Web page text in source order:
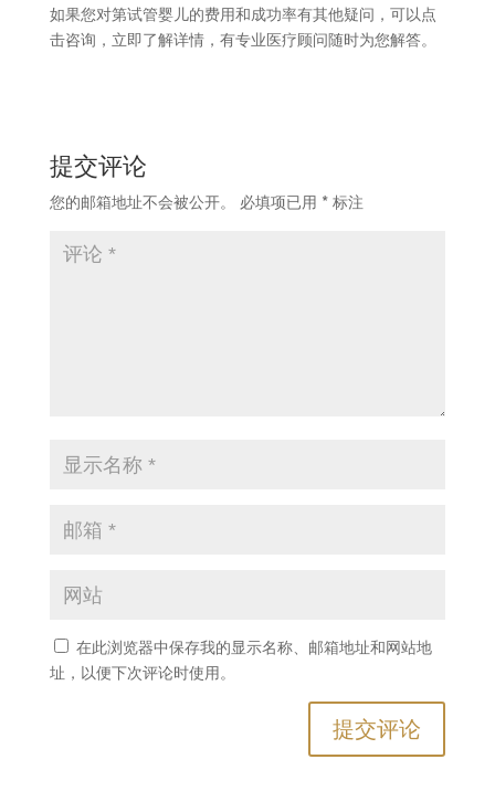
如果您对第试管婴儿的费用和成功率有其他疑问，可以点
击咨询，立即了解详情，有专业医疗顾问随时为您解答。
提交评论
您的邮箱地址不会被公开。 必填项已用 *标注
在此浏览器中保存我的显示名称、邮箱地址和网站地
址，以便下次评论时使用。